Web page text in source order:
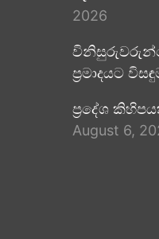
2026
ප්‍රමාදයට
ප්‍රදේශ
August 6,